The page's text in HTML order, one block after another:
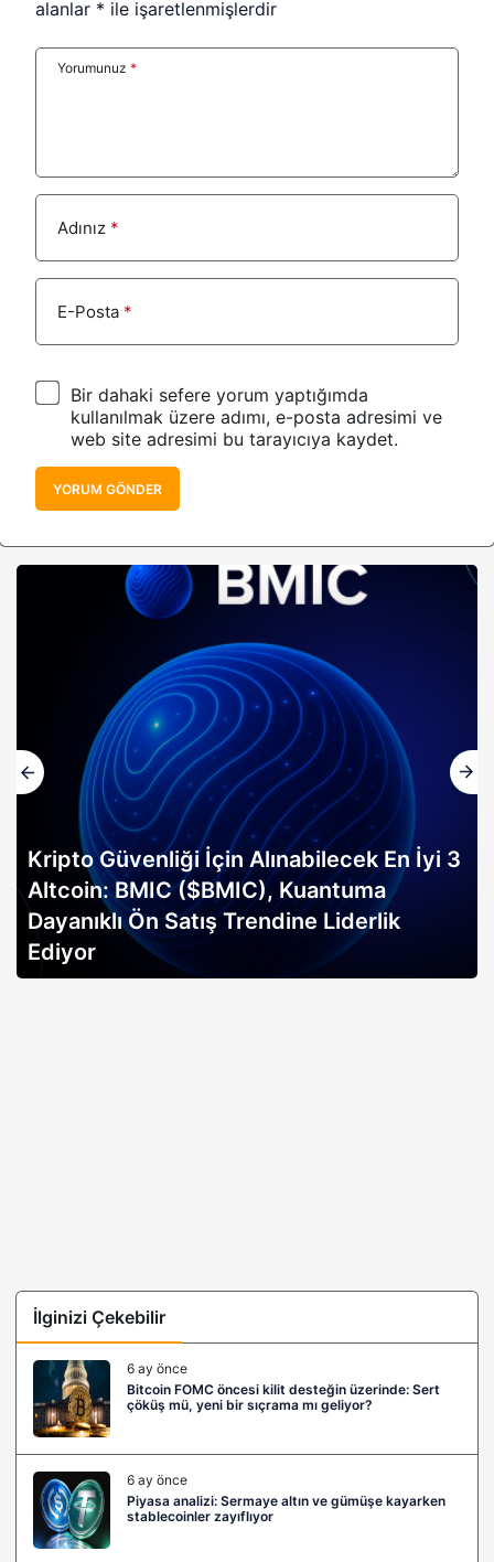
alanlar * ile işaretlenmişlerdir
Yorumunuz *
Adınız *
E-Posta *
Bir dahaki sefere yorum yaptığımda
kullanılmak üzere adımı, e-posta adresimi ve
web site adresimi bu tarayıcıya kaydet.
YORUM GÖNDER
Kripto Güvenliği İçin Alınabilecek En İyi 3
Altcoin: BMIC ($BMIC), Kuantuma
Dayanıklı Ön Satış Trendine Liderlik
Ediyor
İlginizi Çekebilir
6 ay önce
Bitcoin FOMC öncesi kilit desteğin üzerinde: Sert
çöküş mü, yeni bir sıçrama mı geliyor?
6 ay önce
Piyasa analizi: Sermaye altın ve gümüşe kayarken
stablecoinler zayıflıyor